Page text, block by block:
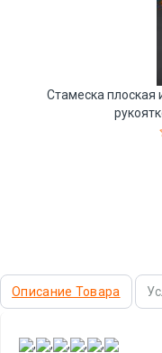
Стамеска плоская
Описание Товара
, , , , ,